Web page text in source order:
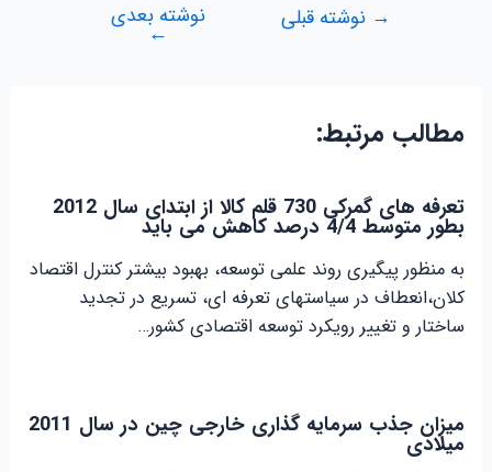
راهبری
→ نوشته قبلی نوشته بعدی
←
مطالب مرتبط:
تعرفه های گمرکی 730 قلم کالا از ابتدای سال 2012
بطور متوسط 4/4 درصد کاهش می باید
به منظور پیگیری روند علمی توسعه، بهبود بیشتر کنترل اقتصاد
کلان،انعطاف در سیاستهای تعرفه ای، تسریع در تجدید
ساختار و تغییر رویکرد توسعه اقتصادی کشور…
میزان جذب سرمایه گذاری خارجی چین در سال 2011
میلادی